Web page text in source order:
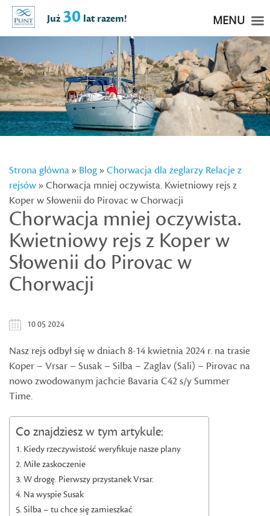
Strona główna» Blog»Chorwacja dla żeglarzy Relacje z
rejsów» Chorwacja mniej oczywista. Kwietniowy rejs z
Koper w Słowenii do Pirovac w Chorwacji
Chorwacja mniej oczywista.
Kwietniowy rejs z Koper w
Słowenii do Pirovac w
Chorwacji
10 05 2024
Nasz rejs odbył się w dniach 8-14 kwietnia 2024 r. na trasie
Koper – Vrsar – Susak – Silba – Zaglav (Sali) – Pirovac na
nowo zwodowanym jachcie Bavaria C42 s/y Summer
Time.
Co znajdziesz w tym artykule:
Kiedy rzeczywistość weryfikuje nasze plany
Miłe zaskoczenie
W drogę. Pierwszy przystanek Vrsar.
Na wyspie Susak
Silba – tu chce się zamieszkać
Już30 lat razem! MENU